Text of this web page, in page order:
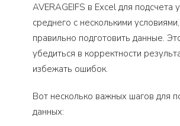
AVERAGEIFS в Excel для подсчета
среднего с несколькими
правильно подготовить данные.
убедиться в корректности
избежать ошибок.
Вот несколько важных шагов для
данных: